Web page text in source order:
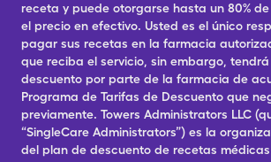
receta y puede otorgarse hasta un 80%
el precio en efectivo. Usted es el único
pagar sus recetas en la farmacia
que reciba el servicio, sin embargo,
descuento por parte de la farmacia de
Programa de Tarifas de Descuento que
previamente. Towers Administrators LLC
“SingleCare Administrators”) es la
del plan de descuento de recetas